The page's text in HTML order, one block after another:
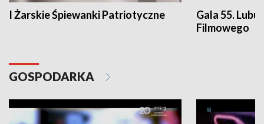
I Żarskie Śpiewanki Patriotyczne
Gala 55.
Filmowego
GOSPODARKA